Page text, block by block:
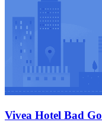
Vivea Hotel Bad